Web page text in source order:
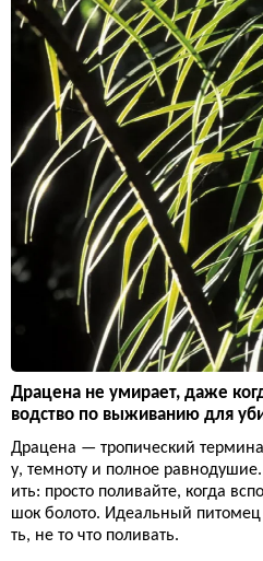
Драцена не умирает, даже
водство по выживанию для
Драцена — тропический
у, темноту и полное
ить: просто поливайте, когда
шок болото. Идеальный
ть, не то что поливать.